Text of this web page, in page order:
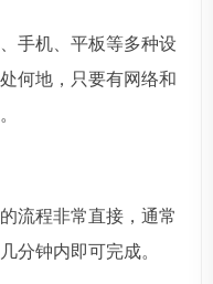
手机、平板等多种设
何地，只要有网络和
流程非常直接，通常
分钟内即可完成。